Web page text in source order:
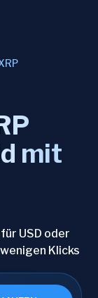
mit
USD oder
Klicks